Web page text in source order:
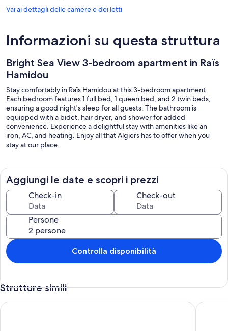
Vai ai dettagli delle camere e dei letti
Informazioni su questa struttura
Bright Sea View 3-bedroom apartment in Raïs
Hamidou
Stay comfortably in Raïs Hamidou at this 3-bedroom apartment.
Each bedroom features 1 full bed, 1 queen bed, and 2 twin beds,
ensuring a good night's sleep for all guests. The bathroom is
equipped with a bidet, hair dryer, and shower for added
convenience. Experience a delightful stay with amenities like an
iron, AC, and heating. Enjoy all that Algiers has to offer when you
stay at our place.
Aggiungi le date e scopri i prezzi
Check-in Check-out
Persone
Controlla disponibilità
Strutture simili
Vue sur mer et Convivialité Alger: